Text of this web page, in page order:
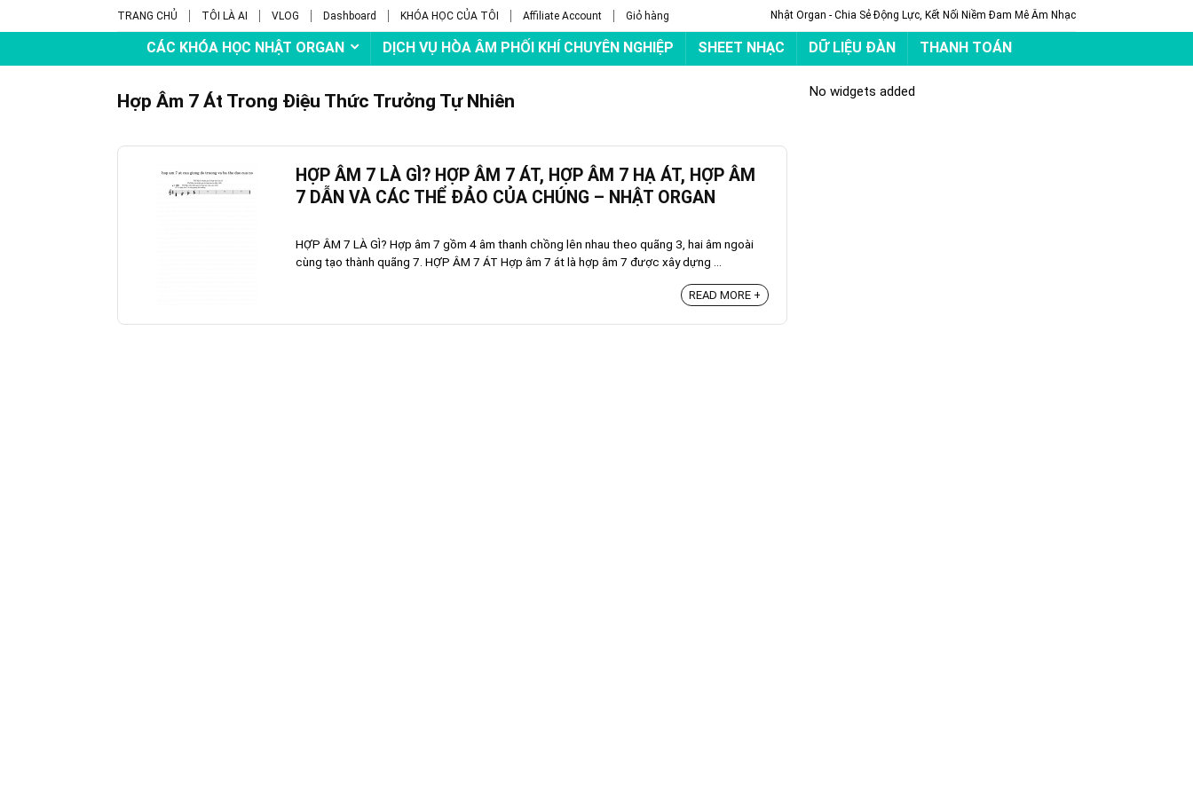
TRANG CHỦ TÔI LÀ AI VLOG Dashboard KHÓA HỌC CỦA TÔI Affiliate Account Giỏ hàng Nhật Organ - Chia Sẻ Động Lực, Kết Nối Niềm Đam Mê Âm Nhạc
CÁC KHÓA HỌC NHẬT ORGAN DỊCH VỤ HÒA ÂM PHỐI KHÍ CHUYÊN NGHIỆP SHEET NHẠC DỮ LIỆU ĐÀN THANH TOÁN
Hợp Âm 7 Át Trong Điệu Thức Trưởng Tự Nhiên
HỢP ÂM 7 LÀ GÌ? HỢP ÂM 7 ÁT, HỢP ÂM 7 HẠ ÁT, HỢP ÂM
7 DẪN VÀ CÁC THỂ ĐẢO CỦA CHÚNG – NHẬT ORGAN
HỢP ÂM 7 LÀ GÌ? Hợp âm 7 gồm 4 âm thanh chồng lên nhau theo quãng 3, hai âm ngoài
cùng tạo thành quãng 7. HỢP ÂM 7 ÁT Hợp âm 7 át là hợp âm 7 được xây dựng ...
READ MORE +
No widgets added